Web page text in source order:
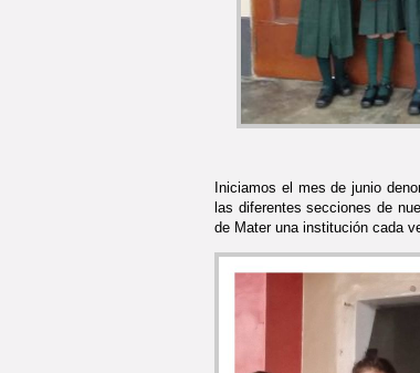
Iniciamos el mes de junio
las diferentes secciones de
de Mater una institución cada